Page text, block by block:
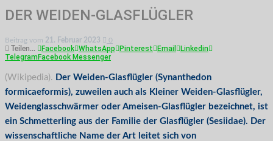
DER WEIDEN-GLASFLÜGLER
Beitrag vom 21. Februar 2023
0
Teilen...
Facebook WhatsApp Pinterest Email
Linkedin
TelegramFacebook Messenger
(Wikipedia). Der Weiden-Glasflügler (Synanthedon
formicaeformis), zuweilen auch als Kleiner Weiden-Glasflügler,
Weidenglasschwärmer oder Ameisen-Glasflügler bezeichnet, ist
ein Schmetterling aus der Familie der Glasflügler (Sesiidae). Der
wissenschaftliche Name der Art leitet sich von